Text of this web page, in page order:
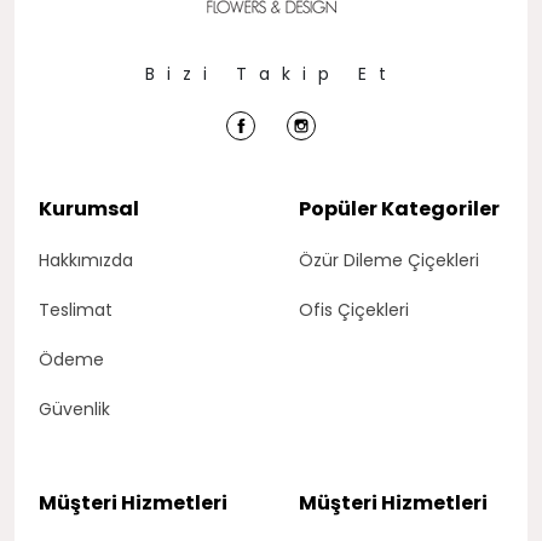
Kurumsal
Hakkımızda
Teslimat
Ödeme
Güvenlik
Popüler Kategoriler
Özür Dileme Çiçekleri
Ofis Çiçekleri
Bizi Takip Et
Müşteri Hizmetleri Müşteri Hizmetleri